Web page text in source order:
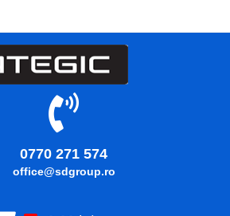
0770 271 574
office@sdgroup.ro